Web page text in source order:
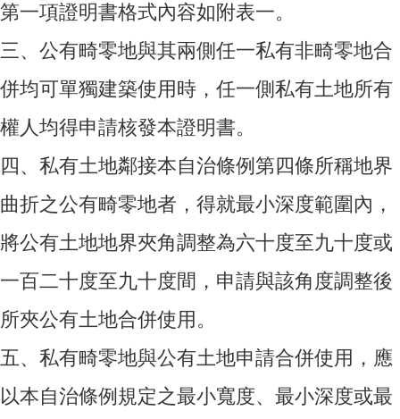
第一項證明書格式內容如附表一。
三、 公有畸零地與其兩側任一私有非畸零地合
併均可單獨建築使用時，任一側私有土地所有
權人均得申請核發本證明書。
四、 私有土地鄰接本自治條例第四條所稱地界
曲折之公有畸零地者，得就最小深度範圍內，
將公有土地地界夾角調整為六十度至九十度或
一百二十度至九十度間，申請與該角度調整後
所夾公有土地合併使用。
五、 私有畸零地與公有土地申請合併使用，應
以本自治條例規定之最小寬度、最小深度或最